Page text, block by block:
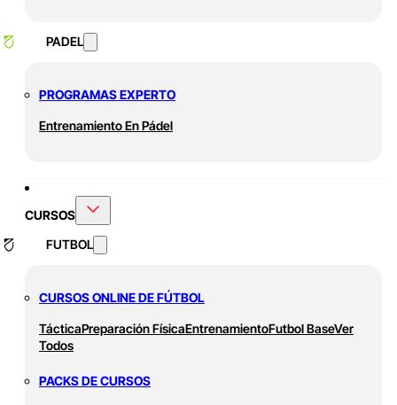
PADEL
PROGRAMAS EXPERTO
Entrenamiento En Pádel
CURSOS
FUTBOL
CURSOS ONLINE DE FÚTBOL
TácticaPreparación FísicaEntrenamientoFutbol BaseVer
Todos
PACKS DE CURSOS